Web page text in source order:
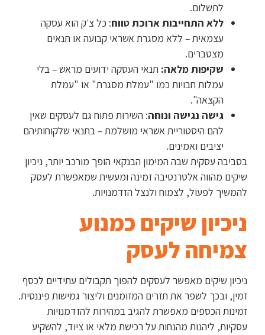
לתשלום.
ללא התחייבות ארוכת טווח: כל צ׳ק הוא עסקה
עצמאית – ללא מסגרת אשראי קבועה או תנאים
מצטברים.
שקיפות מלאה: תנאי העסקה ידועים מראש – בלי
עמלות חבויות כמו "עמלת מסגרת" או "עמלת
הקצאה".
גישה נגישה ונוחה: השירות פתוח גם לעסקים שאין
להם היסטוריית אשראי מושלמת – בתנאי שלקוחותיהם
יציבים ואמינים.
בסביבה עסקית שבה המימון הבנקאי הופך מורכב יותר, ניכיון
שיקים מהווה אלטרנטיבה זמינה ומעשית שמאפשרת לעסק
להמשיך לפעול, לצמוח ולנצל הזדמנויות.
ניכיון שיקים כמנוע
צמיחה לעסק
ניכיון שיקים מאפשר לעסקים להפוך תקבולים עתידיים לכסף
זמין, ובכך לשפר את תזרים המזומנים וליצור גמישות פיננסית.
זמינות הכספים מאפשרת להגיב במהירות להזדמנויות
עסקיות, ליהנות מהנחות על רכישת מלאי או ציוד, להשקיע